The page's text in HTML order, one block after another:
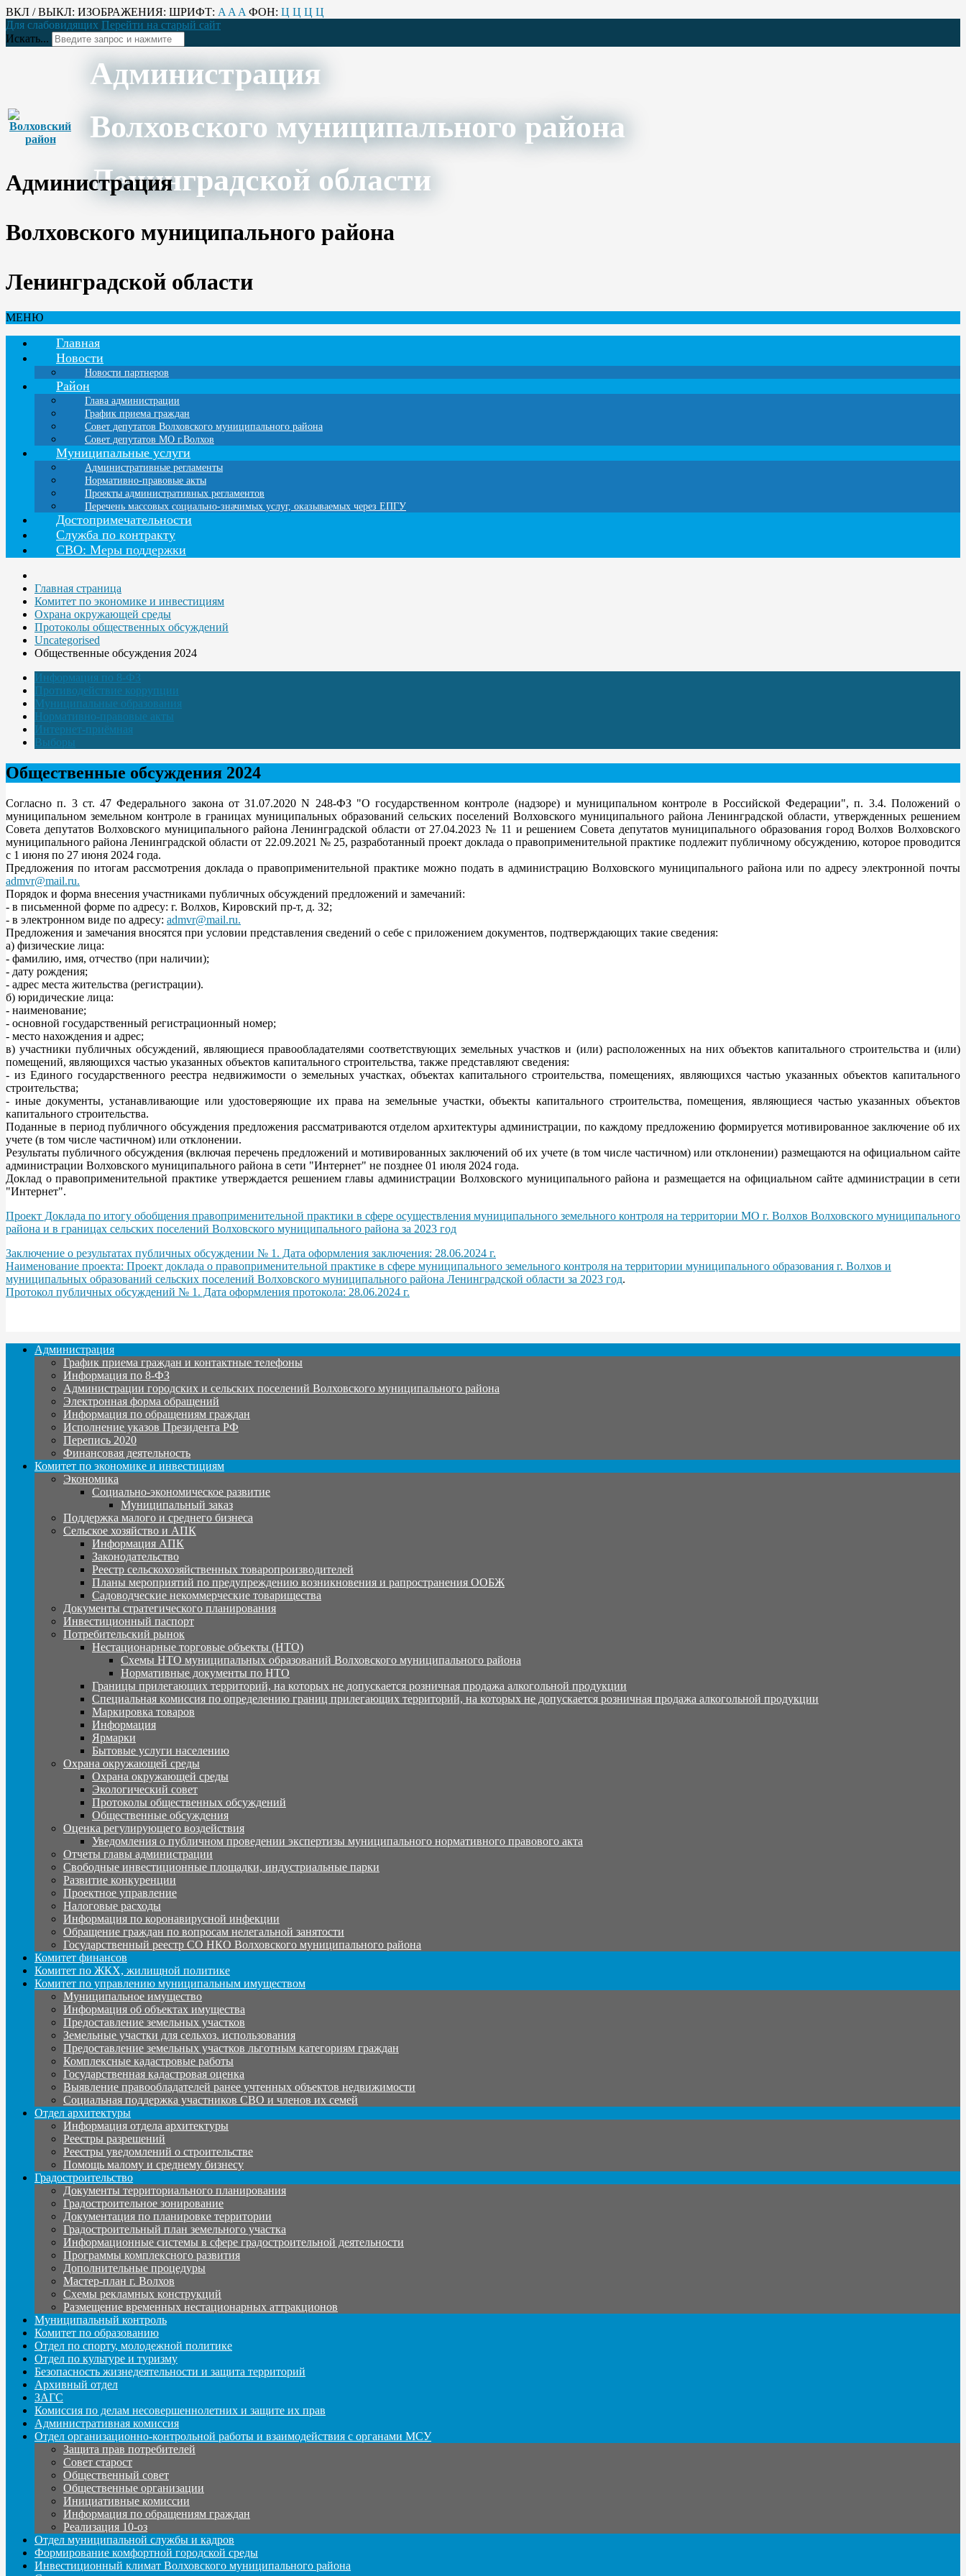
ВКЛ / ВЫКЛ: ИЗОБРАЖЕНИЯ: ШРИФТ: A A A ФОН: Ц Ц Ц Ц
Для слабовидящих Перейти на старый сайт
Искать...
Администрация
Волховского муниципального района
Ленинградской области
Администрация
Волховского муниципального района
Ленинградской области
МЕНЮ
Главная
Новости
Новости партнеров
Район
Глава администрации
График приема граждан
Совет депутатов Волховского муниципального района
Совет депутатов МО г.Волхов
Муниципальные услуги
Административные регламенты
Нормативно-правовые акты
Проекты административных регламентов
Перечень массовых социально-значимых услуг, оказываемых через ЕПГУ
Достопримечательности
Служба по контракту
СВО: Меры поддержки
Главная страница
Комитет по экономике и инвестициям
Охрана окружающей среды
Протоколы общественных обсуждений
Uncategorised
Общественные обсуждения 2024
Информация по 8-ФЗ
Противодействие коррупции
Муниципальные образования
Нормативно-правовые акты
Интернет-приёмная
Выборы
Общественные обсуждения 2024
Согласно п. 3 ст. 47 Федерального закона от 31.07.2020 N 248-ФЗ "О государственном контроле (надзоре) и муниципальном контроле в Российской Федерации", п. 3.4. Положений о
муниципальном земельном контроле в границах муниципальных образований сельских поселений Волховского муниципального района Ленинградской области, утвержденных решением
Совета депутатов Волховского муниципального района Ленинградской области от 27.04.2023 № 11 и решением Совета депутатов муниципального образования город Волхов Волховского
муниципального района Ленинградской области от 22.09.2021 № 25, разработанный проект доклада о правоприменительной практике подлежит публичному обсуждению, которое проводится
с 1 июня по 27 июня 2024 года.
Предложения по итогам рассмотрения доклада о правоприменительной практике можно подать в администрацию Волховского муниципального района или по адресу электронной почты
admvr@mail.ru.
Порядок и форма внесения участниками публичных обсуждений предложений и замечаний:
- в письменной форме по адресу: г. Волхов, Кировский пр-т, д. 32;
- в электронном виде по адресу: admvr@mail.ru.
Предложения и замечания вносятся при условии представления сведений о себе с приложением документов, подтверждающих такие сведения:
а) физические лица:
- фамилию, имя, отчество (при наличии);
- дату рождения;
- адрес места жительства (регистрации).
б) юридические лица:
- наименование;
- основной государственный регистрационный номер;
- место нахождения и адрес;
в) участники публичных обсуждений, являющиеся правообладателями соответствующих земельных участков и (или) расположенных на них объектов капитального строительства и (или)
помещений, являющихся частью указанных объектов капитального строительства, также представляют сведения:
- из Единого государственного реестра недвижимости о земельных участках, объектах капитального строительства, помещениях, являющихся частью указанных объектов капитального
строительства;
- иные документы, устанавливающие или удостоверяющие их права на земельные участки, объекты капитального строительства, помещения, являющиеся частью указанных объектов
капитального строительства.
Поданные в период публичного обсуждения предложения рассматриваются отделом архитектуры администрации, по каждому предложению формируется мотивированное заключение об их
учете (в том числе частичном) или отклонении.
Результаты публичного обсуждения (включая перечень предложений и мотивированных заключений об их учете (в том числе частичном) или отклонении) размещаются на официальном сайте
администрации Волховского муниципального района в сети "Интернет" не позднее 01 июля 2024 года.
Доклад о правоприменительной практике утверждается решением главы администрации Волховского муниципального района и размещается на официальном сайте администрации в сети
"Интернет".
Проект Доклада по итогу обобщения правоприменительной практики в сфере осуществления муниципального земельного контроля на территории МО г. Волхов Волховского муниципального
района и в границах сельских поселений Волховского муниципального района за 2023 год
Заключение о результатах публичных обсуждении № 1. Дата оформления заключения: 28.06.2024 г.
Наименование проекта: Проект доклада о правоприменительной практике в сфере муниципального земельного контроля на территории муниципального образования г. Волхов и
муниципальных образований сельских поселений Волховского муниципального района Ленинградской области за 2023 год.
Протокол публичных обсуждений № 1. Дата оформления протокола: 28.06.2024 г.
Администрация
График приема граждан и контактные телефоны
Информация по 8-ФЗ
Администрации городских и сельских поселений Волховского муниципального района
Электронная форма обращений
Информация по обращениям граждан
Исполнение указов Президента РФ
Перепись 2020
Финансовая деятельность
Комитет по экономике и инвестициям
Экономика
Социально-экономическое развитие
Муниципальный заказ
Поддержка малого и среднего бизнеса
Сельское хозяйство и АПК
Информация АПК
Законодательство
Реестр сельскохозяйственных товаропроизводителей
Планы мероприятий по предупреждению возникновения и рапространения ООБЖ
Садоводческие некоммерческие товарищества
Документы стратегического планирования
Инвестиционный паспорт
Потребительский рынок
Нестационарные торговые объекты (НТО)
Схемы НТО муниципальных образований Волховского муниципального района
Нормативные документы по НТО
Границы прилегающих территорий, на которых не допускается розничная продажа алкогольной продукции
Специальная комиссия по определению границ прилегающих территорий, на которых не допускается розничная продажа алкогольной продукции
Маркировка товаров
Информация
Ярмарки
Бытовые услуги населению
Охрана окружающей среды
Охрана окружающей среды
Экологический совет
Протоколы общественных обсуждений
Общественные обсуждения
Оценка регулирующего воздействия
Уведомления о публичном проведении экспертизы муниципального нормативного правового акта
Отчеты главы администрации
Свободные инвестиционные площадки, индустриальные парки
Развитие конкуренции
Проектное управление
Налоговые расходы
Информация по коронавирусной инфекции
Обращение граждан по вопросам нелегальной занятости
Государственный реестр СО НКО Волховского муниципального района
Комитет финансов
Комитет по ЖКХ, жилищной политике
Комитет по управлению муниципальным имуществом
Муниципальное имущество
Информация об объектах имущества
Предоставление земельных участков
Земельные участки для сельхоз. использования
Предоставление земельных участков льготным категориям граждан
Комплексные кадастровые работы
Государственная кадастровая оценка
Выявление правообладателей ранее учтенных объектов недвижимости
Социальная поддержка участников СВО и членов их семей
Отдел архитектуры
Информация отдела архитектуры
Реестры разрешений
Реестры уведомлений о строительстве
Помощь малому и среднему бизнесу
Градостроительство
Документы территориального планирования
Градостроительное зонирование
Документация по планировке территории
Градостроительный план земельного участка
Информационные системы в сфере градостроительной деятельности
Программы комплексного развития
Дополнительные процедуры
Мастер-план г. Волхов
Схемы рекламных конструкций
Размещение временных нестационарных аттракционов
Муниципальный контроль
Комитет по образованию
Отдел по спорту, молодежной политике
Отдел по культуре и туризму
Безопасность жизнедеятельности и защита территорий
Архивный отдел
ЗАГС
Комиссия по делам несовершеннолетних и защите их прав
Административная комиссия
Отдел организационно-контрольной работы и взаимодействия с органами МСУ
Защита прав потребителей
Совет старост
Общественный совет
Общественные организации
Инициативные комиссии
Информация по обращениям граждан
Реализация 10-оз
Отдел муниципальной службы и кадров
Формирование комфортной городской среды
Инвестиционный климат Волховского муниципального района